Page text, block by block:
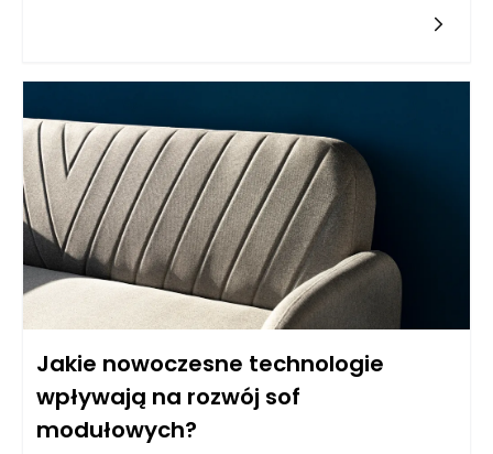
tym artykule przyjrzymy się najważniejszym aspektom
także podpowiemy, jak zaaranżować przestrzeń, by była
funkcjonalna, estetyczna i zgodna z naszym stylem życia.
Jakie nowoczesne technologie
wpływają na rozwój sof
modułowych?